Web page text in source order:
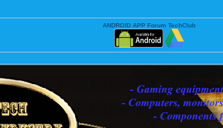
ANDROID APP Forum TechClub